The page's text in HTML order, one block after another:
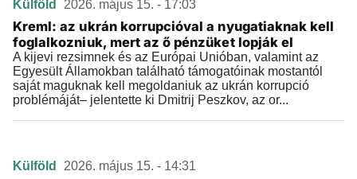
Külföld 2026. május 15. - 17:03
Kreml: az ukrán korrupcióval a nyugatiaknak kell
foglalkozniuk, mert az ő pénzüket lopják el
A kijevi rezsimnek és az Európai Unióban, valamint az
Egyesült Államokban található támogatóinak mostantól
saját maguknak kell megoldaniuk az ukrán korrupció
problémáját– jelentette ki Dmitrij Peszkov, az or...
Külföld 2026. május 15. - 14:31